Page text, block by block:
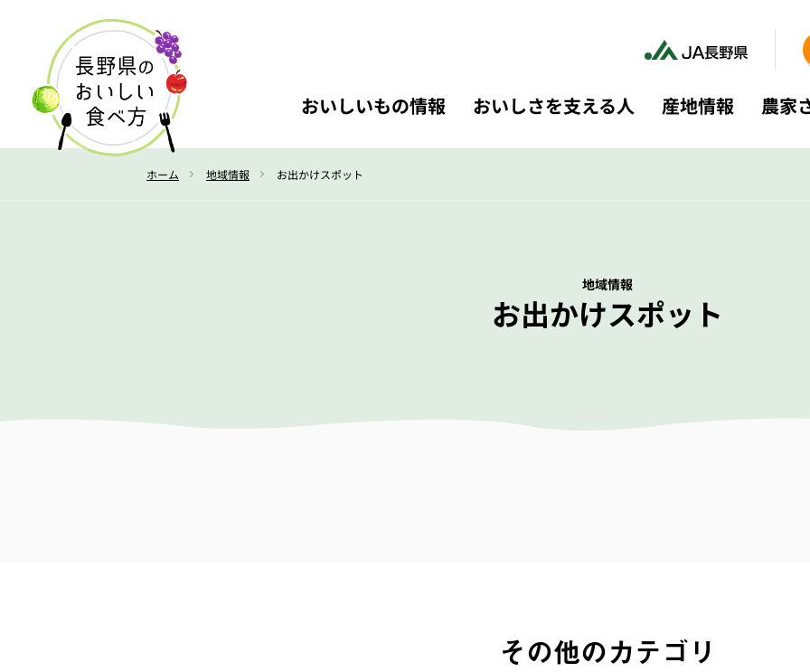
おいしいもの情報 おいしさを支える人 産地情報 農家
ホーム 地域情報 お出かけスポット
地域情報
お出かけスポット
その他のカテゴリ